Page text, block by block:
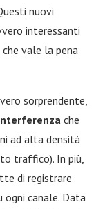
nuovi
interessanti
vale la pena
sorprendente,
che
ad alta densità
traffico). In più,
di registrare
ogni canale. Data